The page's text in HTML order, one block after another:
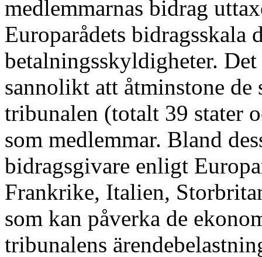
medlemmarnas bidrag
Europarådets bidragsskala
betalningsskyldigheter.
sannolikt att åtminstone
tribunalen (totalt 39 stater
som medlemmar. Bland
bidragsgivare enligt
Frankrike, Italien,
som kan påverka de
tribunalens